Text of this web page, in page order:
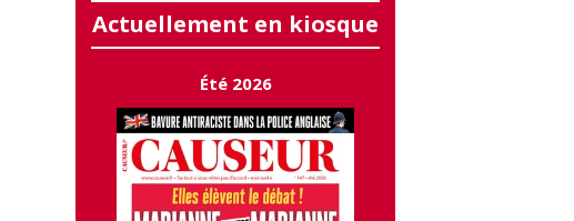
Actuellement en kiosque
Été 2026